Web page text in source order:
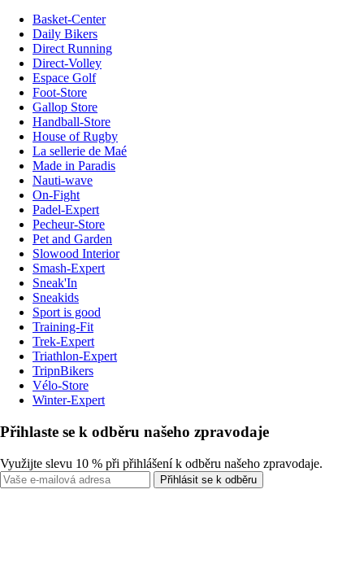
Basket-Center
Daily Bikers
Direct Running
Direct-Volley
Espace Golf
Foot-Store
Gallop Store
Handball-Store
House of Rugby
La sellerie de Maé
Made in Paradis
Nauti-wave
On-Fight
Padel-Expert
Pecheur-Store
Pet and Garden
Slowood Interior
Smash-Expert
Sneak'In
Sneakids
Sport is good
Training-Fit
Trek-Expert
Triathlon-Expert
TripnBikers
Vélo-Store
Winter-Expert
Přihlaste se k odběru našeho zpravodaje
Využijte slevu 10 % při přihlášení k odběru našeho zpravodaje.
Přihlásit se k odběru